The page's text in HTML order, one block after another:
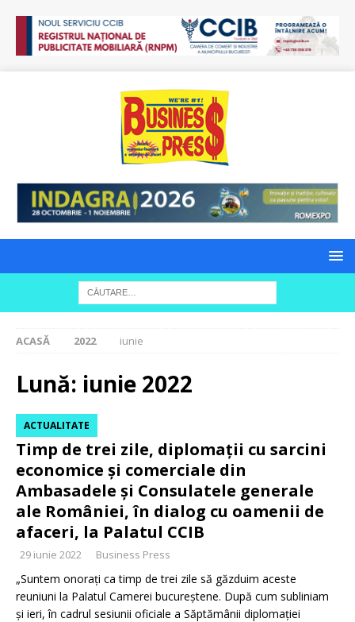
ACASĂ 2022 iunie
Lună: iunie 2022
ACTUALITATE
Timp de trei zile, diplomații cu sarcini
economice și comerciale din
Ambasadele și Consulatele generale
ale României, în dialog cu oamenii de
afaceri, la Palatul CCIB
29 iunie 2022 Business Press
„Suntem onorați ca timp de trei zile să găzduim aceste
reuniuni la Palatul Camerei bucureștene. După cum subliniam
și ieri, în cadrul sesiunii oficiale a Săptămânii diplomației